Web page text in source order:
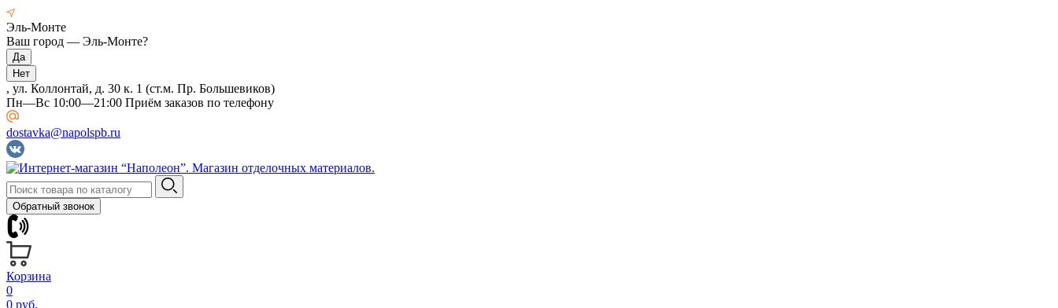
Эль-Монте
Ваш город — Эль-Монте?
, ул. Коллонтай, д. 30 к. 1 (ст.м. Пр. Большевиков)
Пн—Вс 10:00—21:00 Приём заказов по телефону
dostavka@napolspb.ru
Обратный звонок
Корзина
0
0 руб.